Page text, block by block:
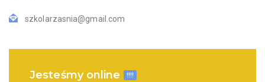
szkolarzasnia@gmail.com
Jesteśmy online !!!!